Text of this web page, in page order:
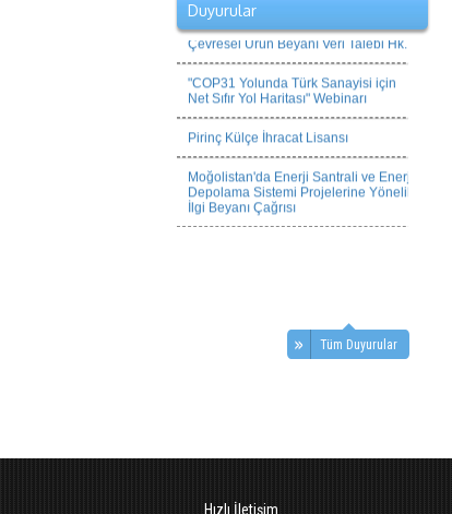
Duyurular
Bina Yaşam Döngüsü Analizi için Yerel
Çevresel Ürün Beyanı Veri Talebi Hk.
Net Sıfır Yol Haritası" Webinarı
Pirinç Külçe İhracat Lisansı
Depolama Sistemi Projelerine Yönelik
İlgi Beyanı Çağrısı
Tüm Duyurular
Hızlı İletişim